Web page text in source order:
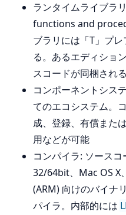
ランタイムライブラ
functions and
ブラリには「T」プ
る。あるエディショ
スコードが同梱され
コンポーネントシス
てのエコシステム。
成、登録、有償また
用などが可能
コンパイラ: ソース
32/64bit、Mac OS
(ARM) 向けのバイナ
パイラ。内部的には